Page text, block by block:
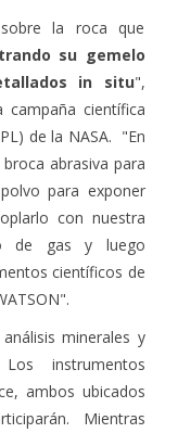
la roca que
su gemelo
in situ",
campaña científica
de la NASA. "En
abrasiva para
para exponer
con nuestra
de gas y luego
científicos de
minerales y
instrumentos
ambos ubicados
Mientras